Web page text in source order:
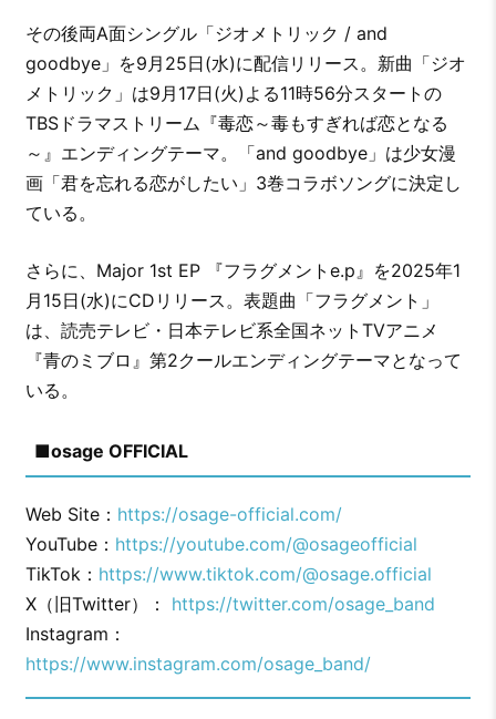
その後両A面シングル「ジオメトリック / and
goodbye」を9月25日(水)に配信リリース。新曲「ジオ
メトリック」は9月17日(火)よる11時56分スタートの
TBSドラマストリーム『毒恋～毒もすぎれば恋となる
～』エンディングテーマ。「and goodbye」は少女漫
画「君を忘れる恋がしたい」3巻コラボソングに決定し
ている。
さらに、Major 1st EP 『フラグメントe.p』を2025年1
月15日(水)にCDリリース。表題曲「フラグメント」
は、読売テレビ・日本テレビ系全国ネットTVアニメ
『青のミブロ』第2クールエンディングテーマとなって
いる。
■osage OFFICIAL
Web Site： https://osage-official.com/
YouTube： https://youtube.com/@osageofficial
TikTok： https://www.tiktok.com/@osage.official
X（旧Twitter）： https://twitter.com/osage_band
Instagram：
https://www.instagram.com/osage_band/